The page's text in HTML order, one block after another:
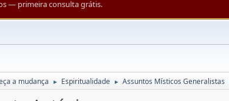
— primeira consulta grátis.
a mudança ► Espiritualidade ► Assuntos Místicos Generalistas